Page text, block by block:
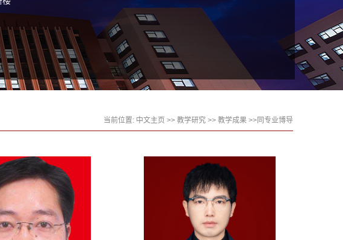
当前位置: 中文主页 >> 教学研究 >> 教学成果 >>同专业博导